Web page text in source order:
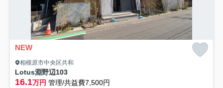
NEW
相模原市中央区共和
Lotus淵野辺103
16.1万円 管理/共益費7,500円